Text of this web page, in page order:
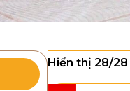
Hiển thị 28/28